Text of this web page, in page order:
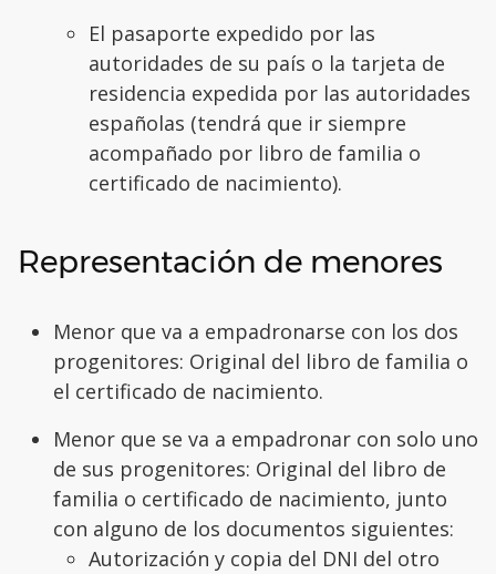
El pasaporte expedido por las
autoridades de su país o la tarjeta de
residencia expedida por las autoridades
españolas (tendrá que ir siempre
acompañado por libro de familia o
certificado de nacimiento).
Representación de menores
Menor que va a empadronarse con los dos
progenitores: Original del libro de familia o
el certificado de nacimiento.
Menor que se va a empadronar con solo uno
de sus progenitores: Original del libro de
familia o certificado de nacimiento, junto
con alguno de los documentos siguientes:
Autorización y copia del DNI del otro